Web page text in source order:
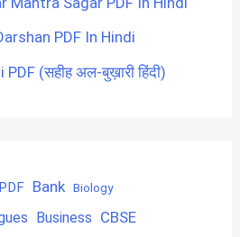
PDF In Hindi
(सहीह अल-बुख़ारी हिंदी)
Bank Biology
Business CBSE